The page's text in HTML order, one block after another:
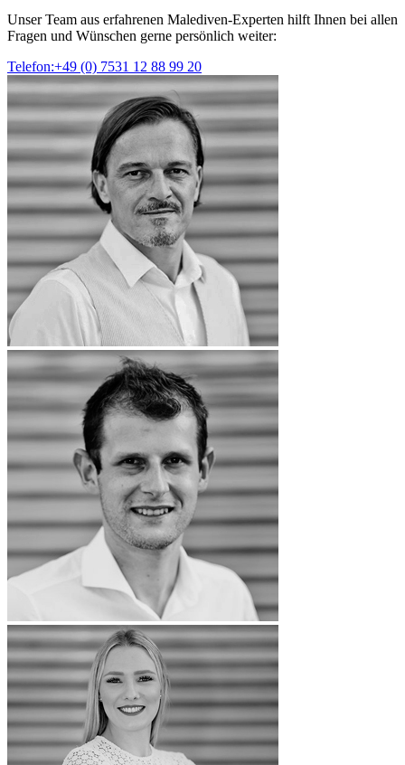
Unser Team aus erfahrenen Malediven-Experten hilft Ihnen bei allen
Fragen und Wünschen gerne persönlich weiter:
Telefon:+49 (0) 7531 12 88 99 20